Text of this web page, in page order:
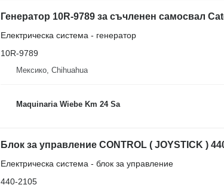
Генератор 10R-9789 за съчленен самосвал
Електрическа система - генератор
10R-9789
Мексико, Chihuahua
Maquinaria Wiebe Km 24 Sa
Електрическа система - блок за управление
440-2105